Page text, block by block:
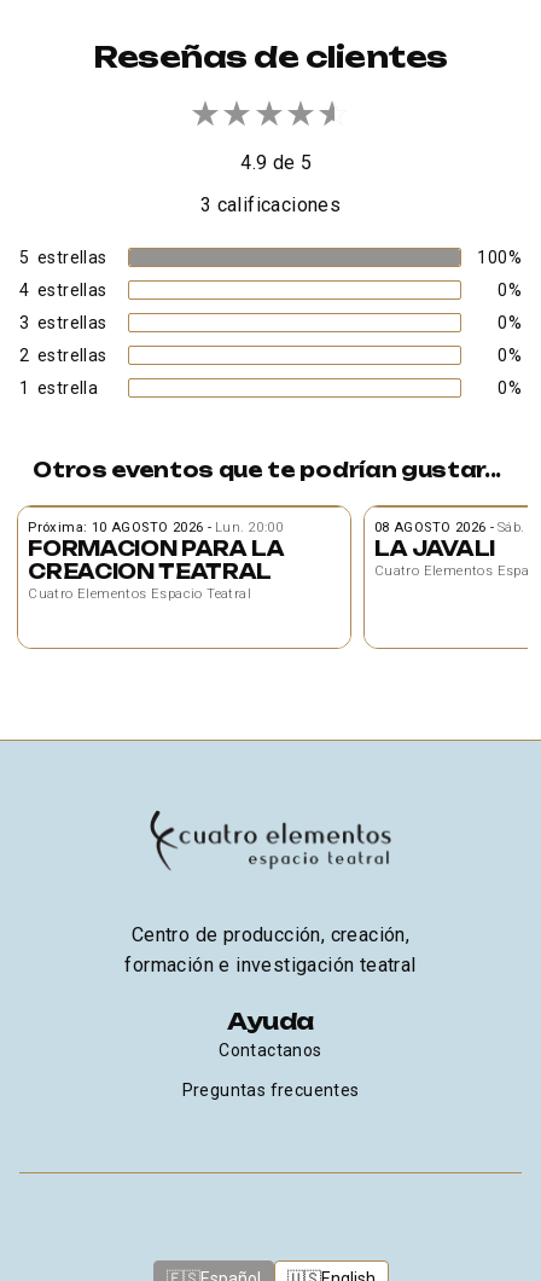
Reseñas de clientes
★★★★★
☆
4.9 de 5
3 calificaciones
5 estrellas 100%
4 estrellas 0%
3 estrellas 0%
2 estrellas 0%
1
estrella 0%
Otros eventos que te podrían gustar...
Próxima: 10 AGOSTO 2026 - Lun. 20:00
FORMACION PARA LA
CREACION TEATRAL
Cuatro Elementos Espacio Teatral
08 AGOSTO 2026 - Sáb.
LA JAVALI
Cuatro Elementos
Centro de producción, creación,
formación e investigación teatral
Ayuda
Contactanos
Preguntas frecuentes